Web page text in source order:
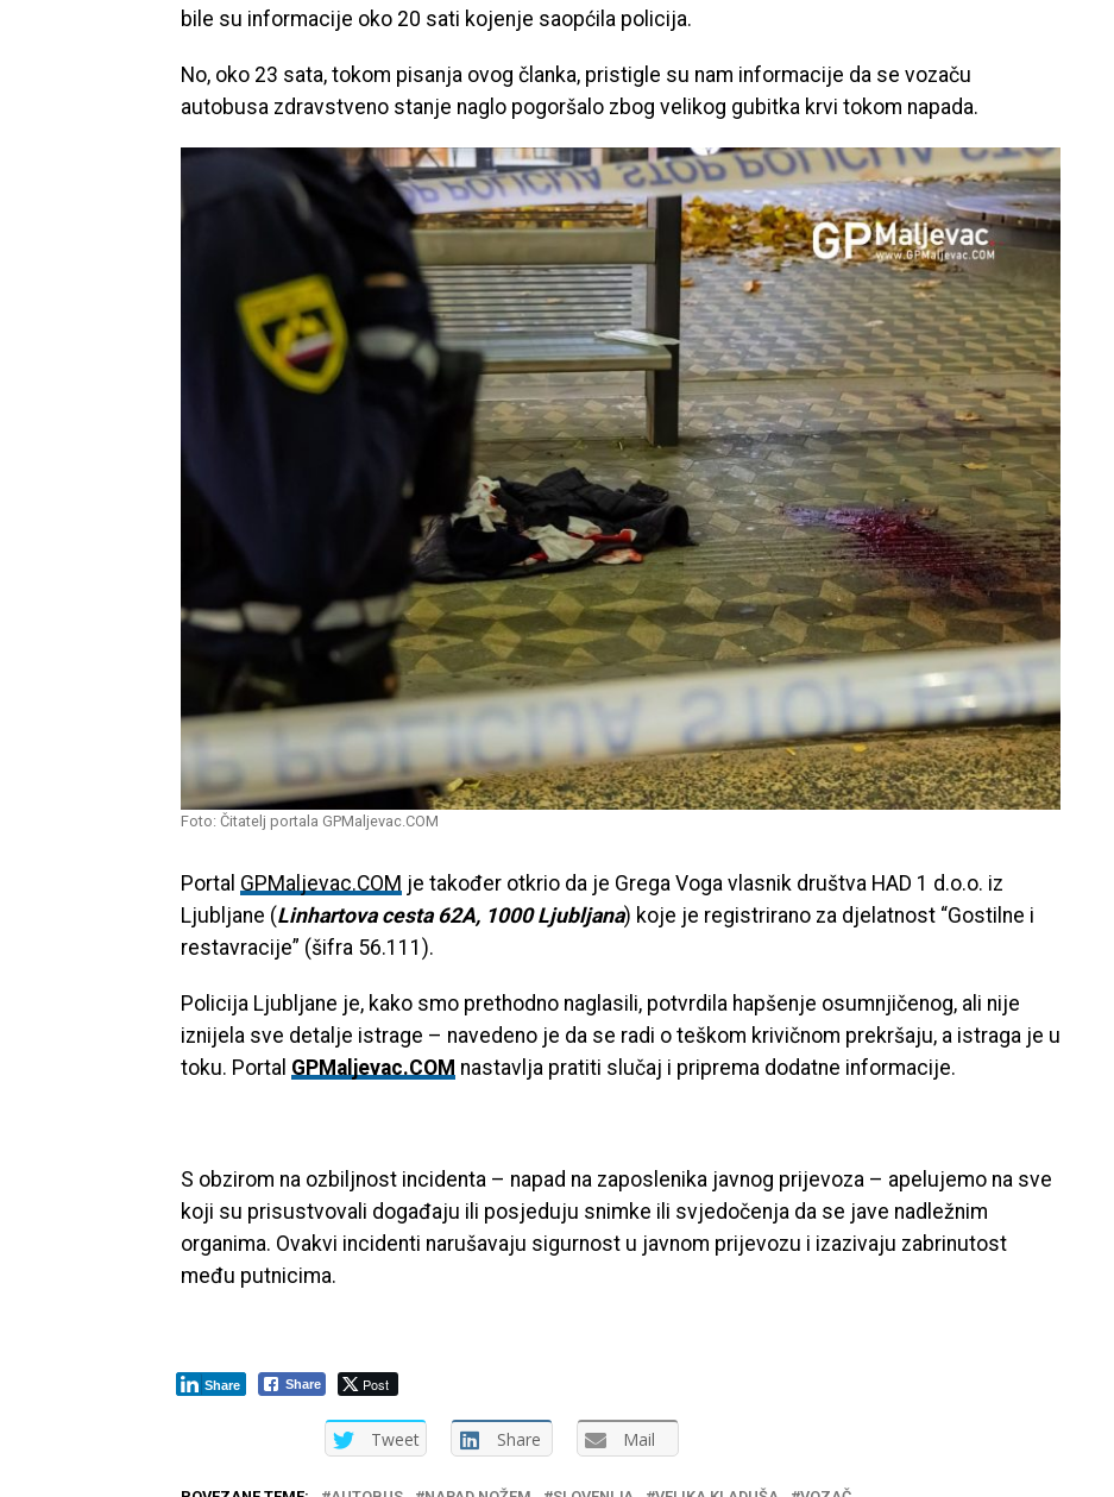
bile su informacije oko 20 sati kojenje saopćila policija.
No, oko 23 sata, tokom pisanja ovog članka, pristigle su nam informacije da se vozaču
autobusa zdravstveno stanje naglo pogoršalo zbog velikog gubitka krvi tokom napada.
Foto: Čitatelj portala GPMaljevac.COM
Portal GPMaljevac.COM je također otkrio da je Grega Voga vlasnik društva HAD 1 d.o.o. iz
Ljubljane (Linhartova cesta 62A, 1000 Ljubljana) koje je registrirano za djelatnost “Gostilne i
restavracije” (šifra 56.111).
Policija Ljubljane je, kako smo prethodno naglasili, potvrdila hapšenje osumnjičenog, ali nije
iznijela sve detalje istrage – navedeno je da se radi o teškom krivičnom prekršaju, a istraga je u
toku. Portal GPMaljevac.COM nastavlja pratiti slučaj i priprema dodatne informacije.
S obzirom na ozbiljnost incidenta – napad na zaposlenika javnog prijevoza – apelujemo na sve
koji su prisustvovali događaju ili posjeduju snimke ili svjedočenja da se jave nadležnim
organima. Ovakvi incidenti narušavaju sigurnost u javnom prijevozu i izazivaju zabrinutost
među putnicima.
Share Post
Share
Tweet Share Mail